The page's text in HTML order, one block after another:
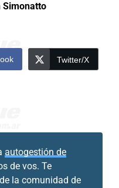
Simonatto
Twitter/X
autogestión de
de vos. Te
la comunidad de